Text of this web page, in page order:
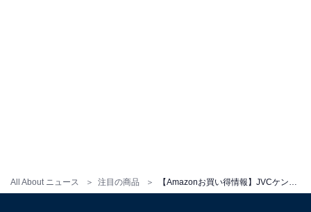
All About ニュース 注目の商品
品5選